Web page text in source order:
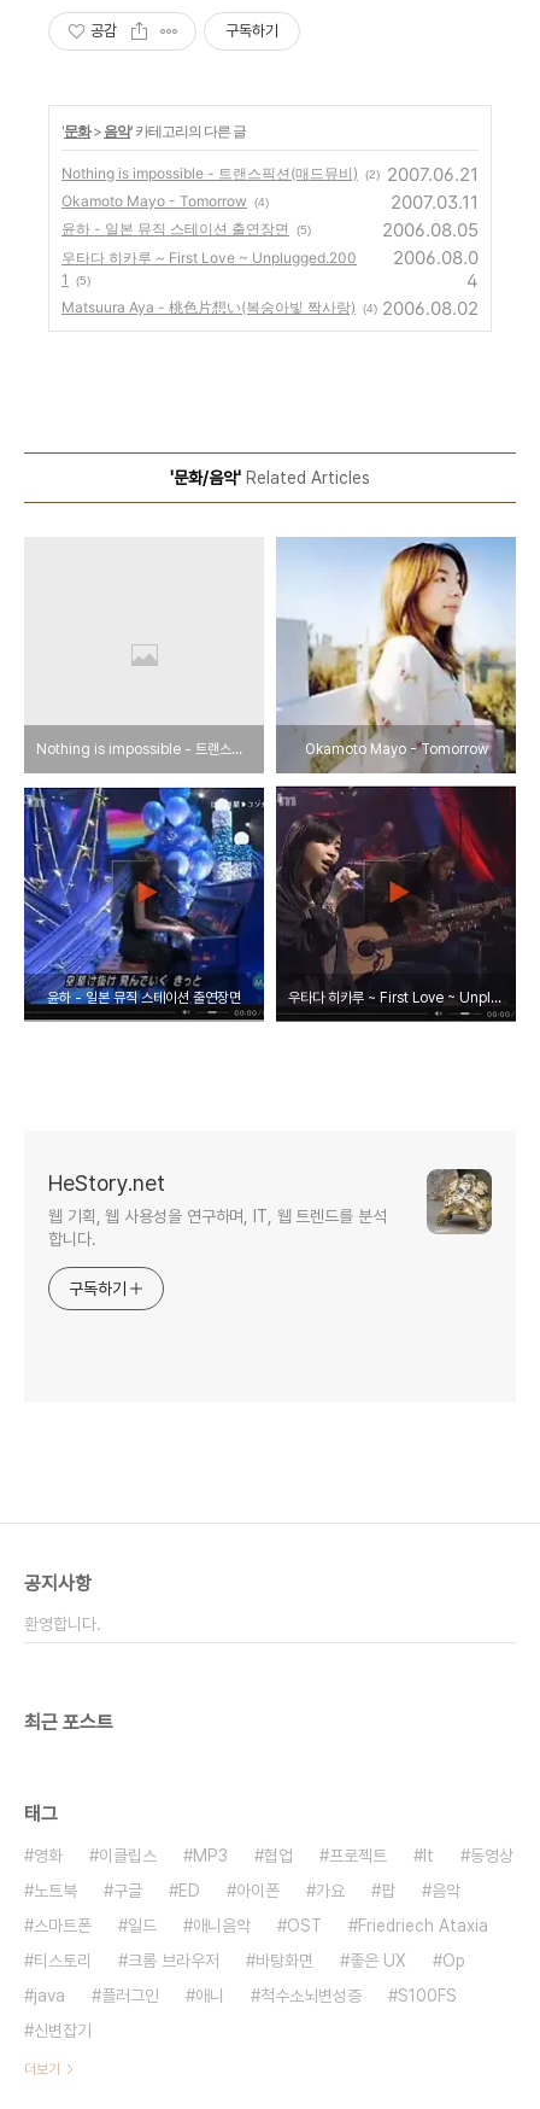
공감 구독하기
'문화> 음악' 카테고리의 다른 글
Nothing is impossible - 트랜스픽션(매드뮤비) (2) 2007.06.21
Okamoto Mayo - Tomorrow (4) 2007.03.11
윤하 - 일본 뮤직 스테이션 출연장면 (5) 2006.08.05
우타다 히카루 ~ First Love ~ Unplugged.200
1
(5)
2006.08.0
4
Matsuura Aya - 桃色片想い(복숭아빛 짝사랑) (4) 2006.08.02
'문화/음악' Related Articles
Nothing is impossible - 트랜스픽션(매드뮤비) Okamoto Mayo - Tomorrow
윤하 - 일본 뮤직 스테이션 출연장면 우타다 히카루 ~ First Love ~ Unplugged.2001
HeStory.net
웹 기획, 웹 사용성을 연구하며, IT, 웹 트렌드를 분석
합니다.
구독하기
공지사항
환영합니다.
최근 포스트
태그
영화 이클립스 MP3 협업 프로젝트 It
동영상
노트북
구글 ED 아이폰 가요 팝
음악
스마트폰
일드 애니음악 OST
Friedriech Ataxia
티스토리
크롬 브라우저 바탕화면 좋은 UX
Op
java
플러그인 애니 척수소뇌변성증
S100FS
신변잡기
더보기